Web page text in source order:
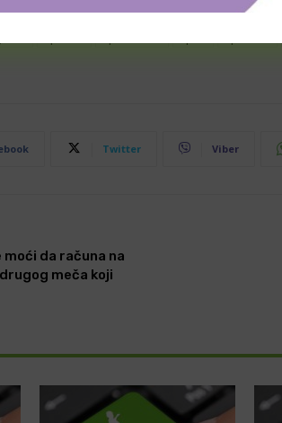
predlozi predlozi za kladjenje prognoze
Twitter Viber
moći da računa na
meča koji